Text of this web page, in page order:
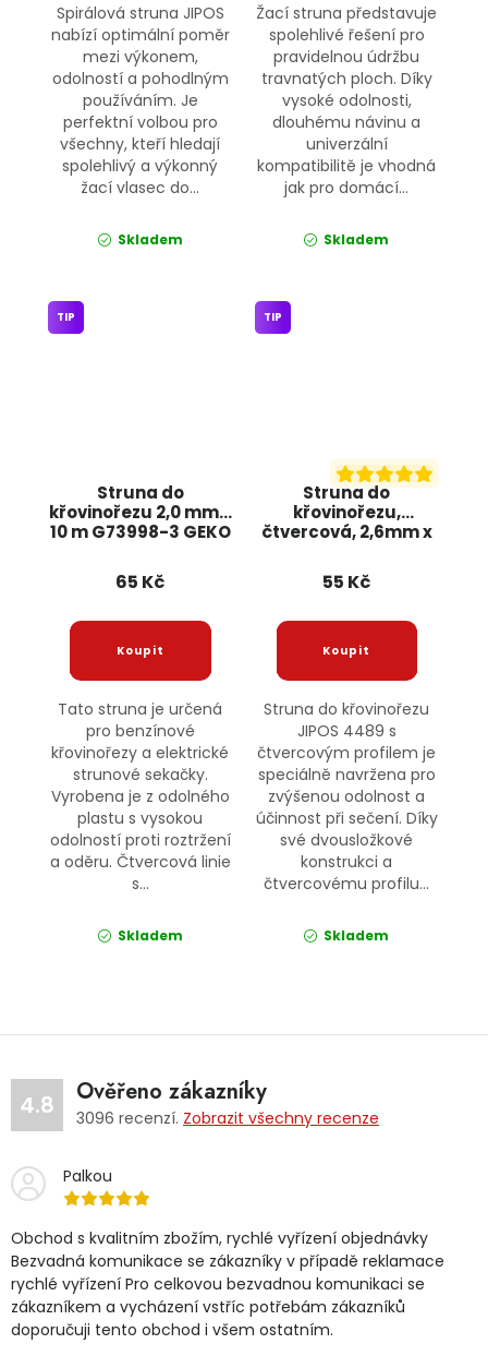
Spirálová struna JIPOS
nabízí optimální poměr
mezi výkonem,
odolností a pohodlným
používáním. Je
perfektní volbou pro
všechny, kteří hledají
spolehlivý a výkonný
žací vlasec do...
Skladem
Žací struna představuje
spolehlivé řešení pro
pravidelnou údržbu
travnatých ploch. Díky
vysoké odolnosti,
dlouhému návinu a
univerzální
kompatibilitě je vhodná
jak pro domácí...
Skladem
Struna do
křovinořezu 2,0 mm x
10 m G73998-3 GEKO
TIP
65 Kč
Tato struna je určená
pro benzínové
křovinořezy a elektrické
strunové sekačky.
Vyrobena je z odolného
plastu s vysokou
odolností proti roztržení
a oděru. Čtvercová linie
s...
Skladem
Struna do
křovinořezu,
čtvercová, 2,6mm x
TIP
55 Kč
Struna do křovinořezu
JIPOS 4489 s
čtvercovým profilem je
speciálně navržena pro
zvýšenou odolnost a
účinnost při sečení. Díky
své dvousložkové
konstrukci a
čtvercovému profilu...
Skladem
4.8 Ověřeno zákazníky
3096 recenzí. Zobrazit všechny recenze
Palkou
Obchod s kvalitním zbožím, rychlé vyřízení objednávky
Bezvadná komunikace se zákazníky v případě reklamace
rychlé vyřízení Pro celkovou bezvadnou komunikaci se
zákazníkem a vycházení vstříc potřebám zákazníků
doporučuji tento obchod i všem ostatním.